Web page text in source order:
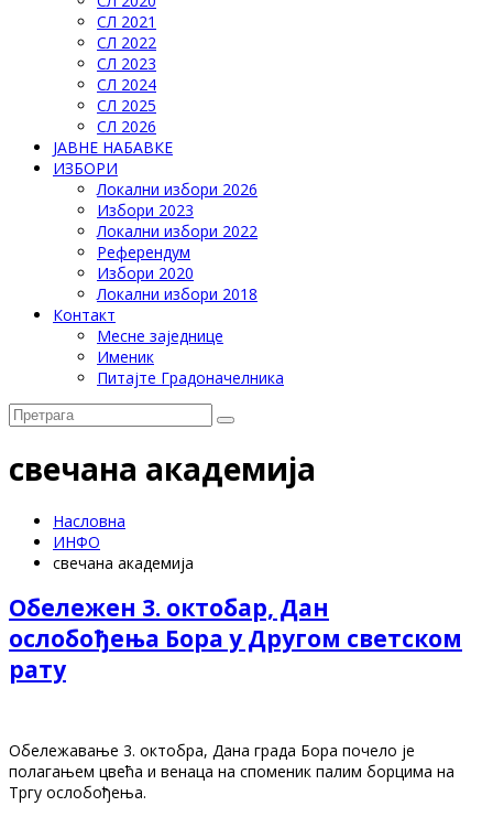
СЛ 2021
СЛ 2022
СЛ 2023
СЛ 2024
СЛ 2025
СЛ 2026
ЈАВНЕ НАБАВКЕ
ИЗБОРИ
Локални избори 2026
Избори 2023
Локални избори 2022
Референдум
Избори 2020
Локални избори 2018
Контакт
Месне заједнице
Именик
Питајте Градоначелника
свечана академија
Насловна
ИНФО
свечана академија
Обележен 3. октобар, Дан
ослобођења Бора у Другом светском
рату
Обележавање 3. октобра, Дана града Бора почело је
полагањем цвећа и венаца на споменик палим борцима на
Тргу ослобођења.